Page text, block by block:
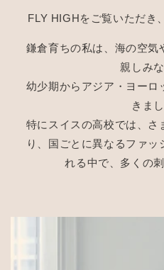
FLY HIGHをご覧いただき
鎌倉育ちの私は、海の空気
親しみな
幼少期からアジア・ヨーロ
きまし
特にスイスの高校では、さ
り、国ごとに異なるファ
れる中で、多くの